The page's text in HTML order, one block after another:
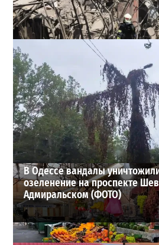
В Одессе выросло число
реактивных дронов (фото)
2
2026-07-24
ВИБОР РЕДАКЦИИ
В Одессе вандалы
озеленение на проспекте
Адмиральском (ФОТО)